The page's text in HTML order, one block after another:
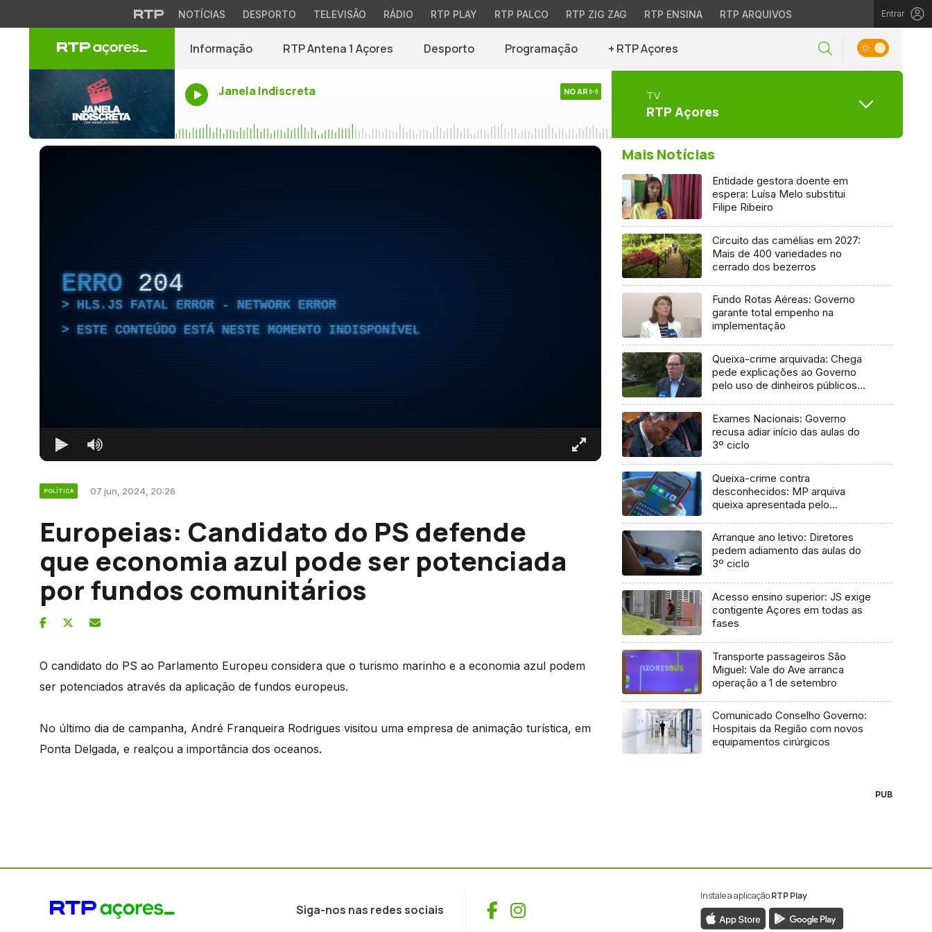
NOTÍCIAS DESPORTO TELEVISÃO RÁDIO RTP PLAY RTP PALCO RTP ZIG ZAG RTP ENSINA RTP ARQUIVOS Entrar
Informação RTP Antena 1 Açores Desporto Programação + RTP Açores
Janela Indiscreta NO AR TV
RTP Açores
ERRO 204
HLS.JS FATAL ERROR - NETWORK ERROR
ESTE CONTEÚDO ESTÁ NESTE MOMENTO INDISPONÍVEL
POLÍTICA 07 jun, 2024, 20:26
Europeias: Candidato do PS defende
que economia azul pode ser potenciada
por fundos comunitários
O candidato do PS ao Parlamento Europeu considera que o turismo marinho e a economia azul podem
ser potenciados através da aplicação de fundos europeus.
No último dia de campanha, André Franqueira Rodrigues visitou uma empresa de animação turística, em
Ponta Delgada, e realçou a importância dos oceanos.
Mais Notícias
Entidade gestora doente em
espera: Luísa Melo substitui
Filipe Ribeiro
Circuito das camélias em 2027:
Mais de 400 variedades no
cerrado dos bezerros
Fundo Rotas Aéreas: Governo
garante total empenho na
implementação
Queixa-crime arquivada: Chega
pede explicações ao Governo
pelo uso de dinheiros públicos
Exames Nacionais: Governo
recusa adiar início das aulas do
3º ciclo
Queixa-crime contra
desconhecidos: MP arquiva
queixa apresentada pelo
Arranque ano letivo: Diretores
pedem adiamento das aulas do
3º ciclo
Acesso ensino superior: JS exige
contigente Açores em todas as
fases
Transporte passageiros São
Miguel: Vale do Ave arranca
operação a 1 de setembro
Comunicado Conselho Governo:
Hospitais da Região com novos
equipamentos cirúrgicos
PUB
Siga-nos nas redes sociais Facebook
Instagram
Instale a aplicaçãoRTP Play